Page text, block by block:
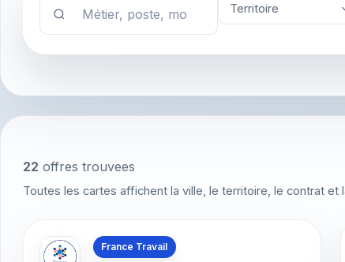
Territoire
22 offres trouvees
Toutes les cartes affichent la ville, le territoire, le contrat et
France Travail
Offres en Saint-Pierre-et-Miquelon